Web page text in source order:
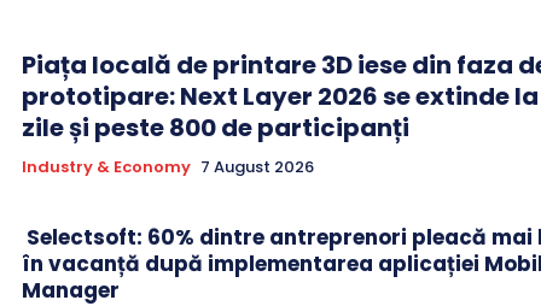
Piața locală de printare 3D iese din faza
prototipare: Next Layer 2026 se extinde
zile și peste 800 de participanți
Industry & Economy 7 August 2026
Selectsoft: 60% dintre antreprenori pleacă
în vacanță după implementarea aplicației
Manager